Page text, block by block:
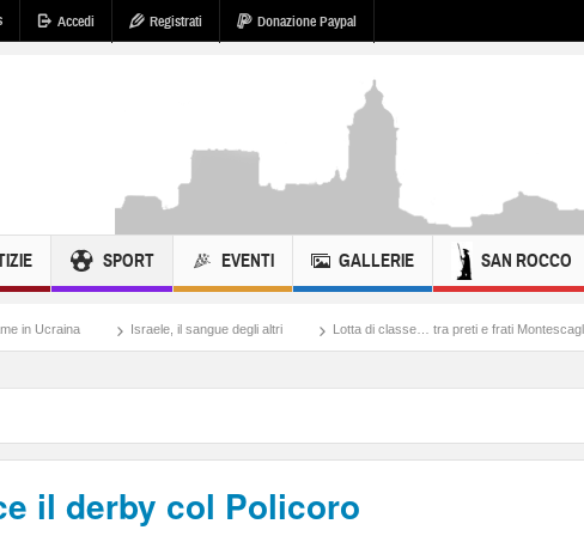
Accedi Registrati Donazione Paypal
SPORT EVENTI GALLERIE SAN ROCCO
Israele, il sangue degli altri Lotta di classe… tra preti e frati Montescaglioso
il derby col Policoro